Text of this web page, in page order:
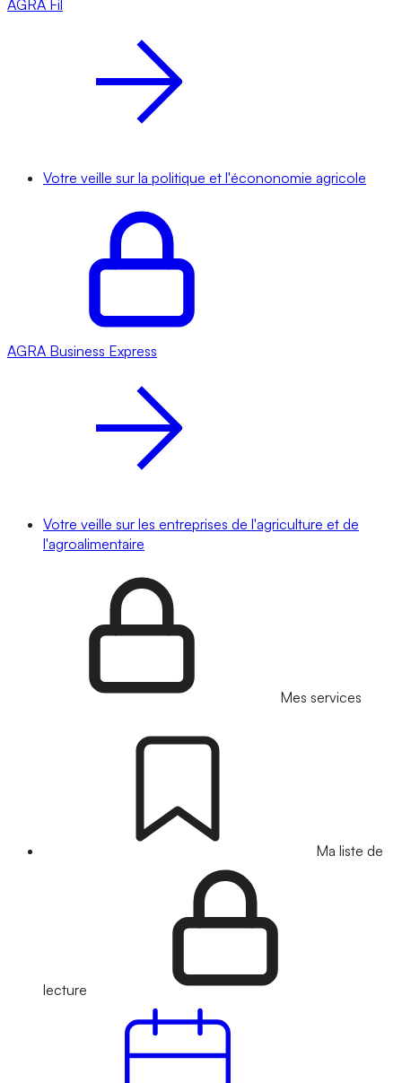
AGRA Fil
Votre veille sur la politique et l'écononomie agricole
AGRA Business Express
Votre veille sur les entreprises de l'agriculture et de
l'agroalimentaire
Mes services
Ma liste de
lecture